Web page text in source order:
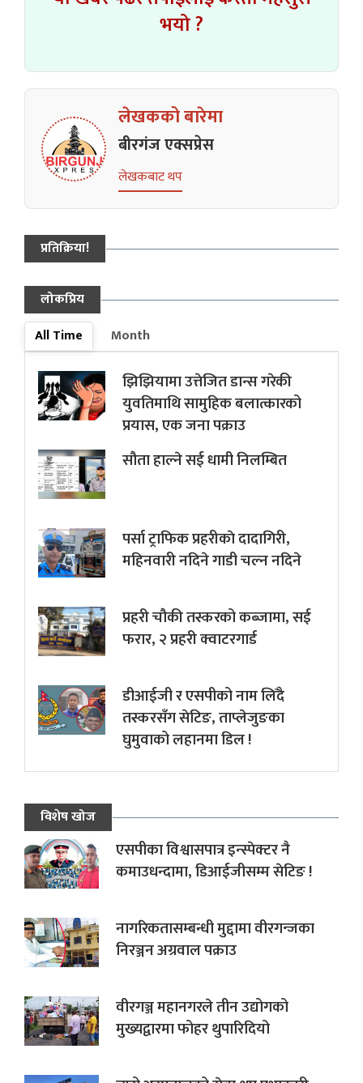
भयो ?
लेखकको बारेमा
बीरगंज एक्सप्रेस
लेखकबाट थप
प्रतिक्रिया!
लोकप्रिय
All Time
Month
झिझियामा उत्तेजित डान्स गरेकी
युवतिमाथि सामुहिक बलात्कारको
प्रयास, एक जना पक्राउ
सौता हाल्ने सई धामी निलम्बित
पर्सा ट्राफिक प्रहरीकाे दादागिरी,
महिनवारी नदिने गाडी चल्न नदिने
प्रहरी चौकी तस्करको कब्जामा, सई
फरार, २ प्रहरी क्वाटरगार्ड
डीआईजी र एसपीको नाम लिँदै
तस्करसँग सेटिङ, ताप्लेजुङका
घुमुवाको लहानमा डिल !
विशेष खोज
एसपीका विश्वासपात्र इन्स्पेक्टर नै
कमाउधन्दामा, डिआईजीसम्म सेटिङ !
नागरिकतासम्बन्धी मुद्दामा वीरगन्जका
निरञ्जन अग्रवाल पक्राउ
वीरगञ्ज महानगरले तीन उद्योगको
मुख्यद्वारमा फोहर थुपारिदियो